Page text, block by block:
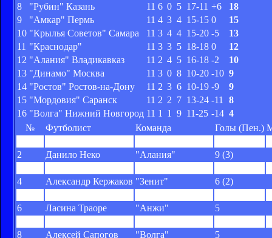
8
"Рубин" Казань 11 6 0 5 17-11 +6
18
9
"Амкар" Пермь 11 4 3 4 15-15 0
15
10 "Крылья Советов" Самара 11 3 4 4 15-20 -5
13
11 "Краснодар" 11 3 3 5 18-18 0
12
12 "Алания" Владикавказ 11 2 4 5 16-18 -2
10
13 "Динамо" Москва 11 3 0 8 10-20 -10 9
14 "Ростов" Ростов-на-Дону 11 2 3 6 10-19 -9
9
15 "Мордовия" Саранск 11 2 2 7 13-24 -11
8
16 "Волга" Нижний Новгород 11 1 1 9 11-25 -14 4
№
Футболист Команда Голы (Пен.)
2
Данило Неко "Алания"
9 (3)
4
Александр Кержаков "Зенит"
6 (2)
6
Ласина Траоре "Анжи"
5
8
Алексей Сапогов "Волга" 5